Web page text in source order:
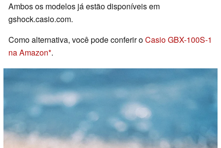
Ambos os modelos já estão disponíveis em
gshock.casio.com.
Como alternativa, você pode conferir oCasio GBX-100S-1
na Amazon .